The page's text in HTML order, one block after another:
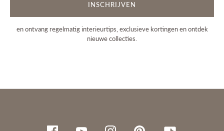
INSCHRIJVEN
en ontvang regelmatig interieurtips, exclusieve kortingen en ontdek
nieuwe collecties.